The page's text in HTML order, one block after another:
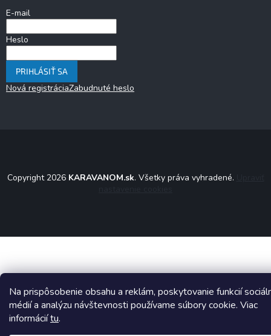
Na prispôsobenie obsahu a reklám, poskytovanie funkcií
médií a analýzu návštevnosti používame súbory cookie. Viac
informáciítu.
E-mail
Heslo
PRIHLÁSIŤ SA
Nová registráciaZabudnuté heslo
Copyright 2026 KARAVANOM.sk. Všetky práva vyhradené.